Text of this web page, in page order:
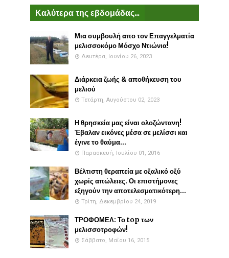
Καλύτερα της εβδομάδας...
Μια συμβουλή απο τον Επαγγελματία
μελισσοκόμο Μόσχο Ντιώνια!
Δευτέρα, Ιουνίου 26, 2023
Διάρκεια ζωής & αποθήκευση του
μελιού
Τετάρτη, Αυγούστου 02, 2023
Η θρησκεία μας είναι ολοζώντανη!
Έβαλαν εικόνες μέσα σε μελίσσι και
έγινε το θαύμα...
Παρασκευή, Ιουλίου 01, 2016
Βέλτιστη θεραπεία με οξαλικό οξύ
χωρίς απώλειες. Οι επιστήμονες
εξηγούν την αποτελεσματικότερη...
Τρίτη, Δεκεμβρίου 24, 2019
ΤΡΟΦΟΜΕΛ: Το top των
μελισσοτροφών!
Σάββατο, Μαΐου 16, 2015